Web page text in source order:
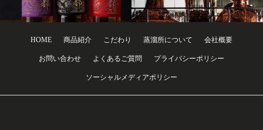
HOME 商品紹介 こだわり 蒸溜所について 会社概要
お問い合わせ よくあるご質問 プライバシーポリシー
ソーシャルメディアポリシー